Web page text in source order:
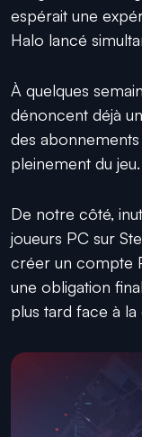
espérait une
Halo lancé
À quelques
dénoncent déjà
des
pleinement du jeu.
De notre côté,
joueurs PC sur
créer un compte
une obligation
plus tard face à